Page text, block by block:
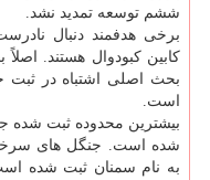
ششم توسعه تمدید نشد.
برخی هدفمند دنبال
كابین كبودوال هستند.
بحث اصلی اشتباه در ثبت
است.
بیشترین محدوده ثبت شده
شده است. جنگل های